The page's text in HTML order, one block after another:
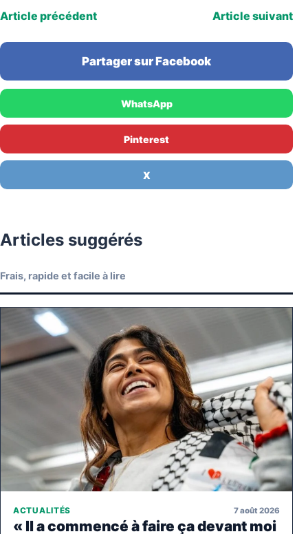
Article précédent Article suivant
Partager sur Facebook
WhatsApp
Pinterest
X
Articles suggérés
Frais, rapide et facile à lire
ACTUALITÉS 7 août 2026
« Il a commencé à faire ça devant moi